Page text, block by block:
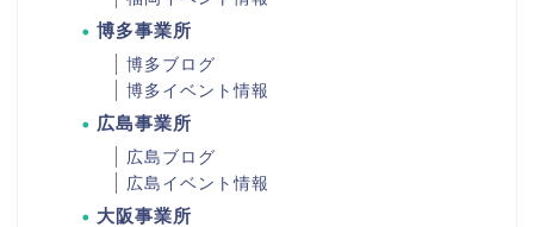
博多事業所
博多ブログ
博多イベント情報
広島事業所
広島ブログ
広島イベント情報
大阪事業所